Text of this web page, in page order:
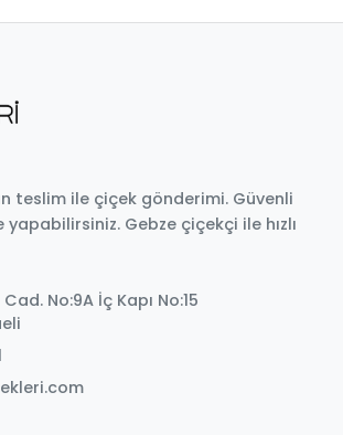
teslim ile çiçek gönderimi. Güvenli
Gebze çiçekçi ile hızlı
No:9A İç Kapı No:15